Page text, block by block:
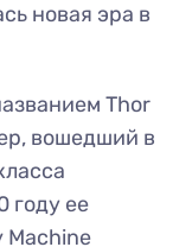
новая эра в
Thor
вошедший в
году ее
Machine